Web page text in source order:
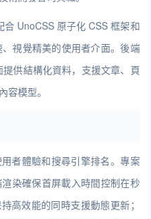
UnoCSS 原子化 CSS 框架和
視覺精美的使用者介面。後端
供結構化資料，支援文章、頁
容模型。
者體驗和搜尋引擎排名。專案
染確保首屏載入時間控制在秒
高效能的同時支援動態更新；